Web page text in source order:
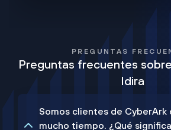
PREGUNTAS
Preguntas frecuentes
Idira
Somos clientes de CyberArk
mucho tiempo. ¿Qué